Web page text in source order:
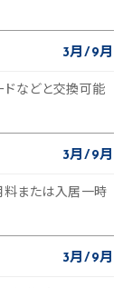
3月 9月
などと交換可能
3月 9月
または入居一時
3月 9月